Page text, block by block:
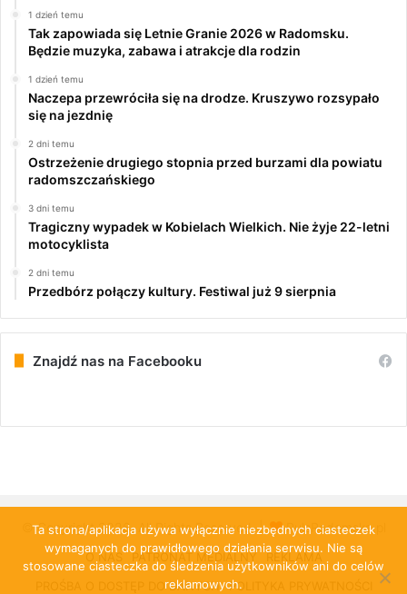
1 dzień temu
Tak zapowiada się Letnie Granie 2026 w Radomsku.
Będzie muzyka, zabawa i atrakcje dla rodzin
1 dzień temu
Naczepa przewróciła się na drodze. Kruszywo rozsypało
się na jezdnię
2 dni temu
Ostrzeżenie drugiego stopnia przed burzami dla powiatu
radomszczańskiego
3 dni temu
Tragiczny wypadek w Kobielach Wielkich. Nie żyje 22-letni
motocyklista
2 dni temu
Przedbórz połączy kultury. Festiwal już 9 sierpnia
Znajdź nas na Facebooku
© Copyright 2026, All Rights Reserved | PulsRadomska.pl
O NAS PATRONAT MEDIALNY
REKLAMA
PROŚBA O DOSTĘP DO DANYCH
POLITYKA PRYWATNOŚCI
Ta strona/aplikacja używa wyłącznie niezbędnych ciasteczek
wymaganych do prawidłowego działania serwisu. Nie są
stosowane ciasteczka do śledzenia użytkowników ani do celów
reklamowych.